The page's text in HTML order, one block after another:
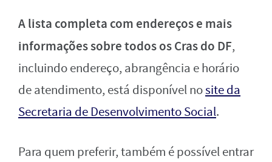
A lista completa com endereços e mais
informações sobre todos os Cras do DF,
incluindo endereço, abrangência e horário
de atendimento, está disponível nosite da
Secretaria de Desenvolvimento Social.
Para quem preferir, também é possível entrar